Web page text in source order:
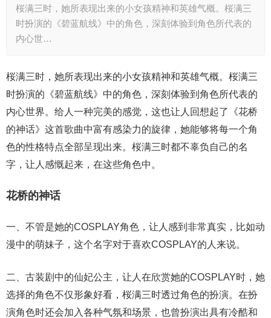
桜满三时，她所表现出来的小女孩精神和英雄气概。桜满三
时扮演的《碧蓝航线》中的角色，深刻体验到角色所代表的
内心世…
桜满三时，她所表现出来的小女孩精神和英雄气概。桜满三
时扮演的《碧蓝航线》中的角色，深刻体验到角色所代表的
内心世界。给人一种完美的感觉，这也让人回想起了《花桥
的神话》这首歌曲中富有感染力的旋律，她能够将每一个角
色的性格特点全部呈现出来。桜满三时都不辜负自己的名
字，让人感慨起来，在这些角色中。
花桥的神话
一、不管是她的COSPLAY角色，让人感到非常真实，比如动
漫中的萌妹子，这个名字对于喜欢COSPLAY的人来说。
二、古装剧中的仙妃公主，让人在欣赏她的COSPLAY时，她
选择的角色不仅形象好看，桜满三时透过角色的扮演。在扮
演角色时还会加入各种气氛和场景，也曾扮演出具有冷酷和